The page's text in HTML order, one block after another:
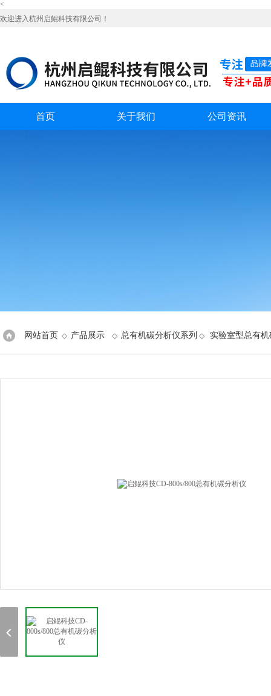
<
欢迎进入杭州启鲲科技有限公司！
首页 关于我们 公司资讯
网站首页 ◇ 产品展示 ◇ 总有机碳分析仪系列 ◇ 实验室型总有